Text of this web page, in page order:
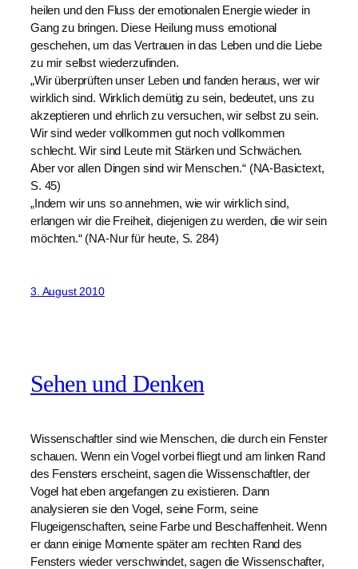
heilen und den Fluss der emotionalen Energie wieder in
Gang zu bringen. Diese Heilung muss emotional
geschehen, um das Vertrauen in das Leben und die Liebe
zu mir selbst wiederzufinden.
„Wir überprüften unser Leben und fanden heraus, wer wir
wirklich sind. Wirklich demütig zu sein, bedeutet, uns zu
akzeptieren und ehrlich zu versuchen, wir selbst zu sein.
Wir sind weder vollkommen gut noch vollkommen
schlecht. Wir sind Leute mit Stärken und Schwächen.
Aber vor allen Dingen sind wir Menschen.“ (NA-Basictext,
S. 45)
„Indem wir uns so annehmen, wie wir wirklich sind,
erlangen wir die Freiheit, diejenigen zu werden, die wir sein
möchten.“ (NA-Nur für heute, S. 284)
3. August 2010
Sehen und Denken
Wissenschaftler sind wie Menschen, die durch ein Fenster
schauen. Wenn ein Vogel vorbei fliegt und am linken Rand
des Fensters erscheint, sagen die Wissenschaftler, der
Vogel hat eben angefangen zu existieren. Dann
analysieren sie den Vogel, seine Form, seine
Flugeigenschaften, seine Farbe und Beschaffenheit. Wenn
er dann einige Momente später am rechten Rand des
Fensters wieder verschwindet, sagen die Wissenschafter,